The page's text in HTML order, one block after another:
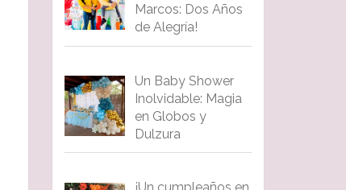
Marcos: Dos Años
de Alegría!
Un Baby Shower
Inolvidable: Magia
en Globos y
Dulzura